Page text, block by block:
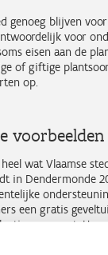
genoeg blijven
voor
eisen aan de
of giftige
op.
voorbeelden
wat Vlaamse
in Dendermonde
een gratis
verzorgt.
en